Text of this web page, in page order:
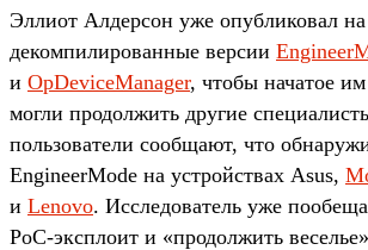
Эллиот Алдерсон уже опубликовал
декомпилированные версии
и OpDeviceManager, чтобы начатое
могли продолжить другие
пользователи сообщают, что
EngineerMode на устройствах Asus,
и Lenovo. Исследователь уже
PoC-эксплоит и «продолжить